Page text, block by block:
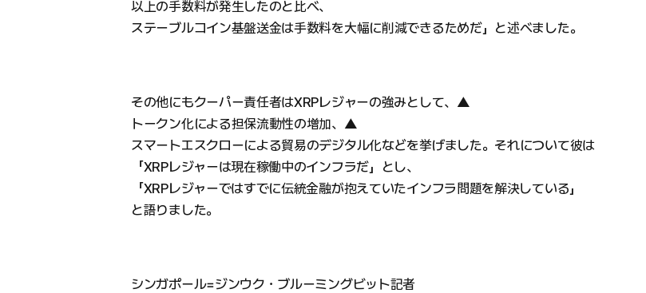
以上の手数料が発生したのと比べ、
ステーブルコイン基盤送金は手数料を大幅に削減できるためだ」と述べました。
その他にもクーパー責任者はXRPレジャーの強みとして、▲
トークン化による担保流動性の増加、▲
スマートエスクローによる貿易のデジタル化などを挙げました。それについて彼は
「XRPレジャーは現在稼働中のインフラだ」とし、
「XRPレジャーではすでに伝統金融が抱えていたインフラ問題を解決している」
と語りました。
シンガポール=ジンウク・ブルーミングビット記者